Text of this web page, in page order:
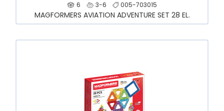
6 3-6 005-703015
MAGFORMERS AVIATION ADVENTURE SET 28 EL.